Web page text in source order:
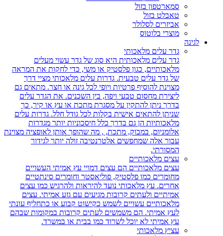
סמארטפון בזול
טאבלט בזול
אביזרים לסלולר
מוצרי בלוטוס
לגינה
גדר עלים מלאכותי
גדר עלים מלאכותית היא סוג של גדר עשוי מעלים
מלאכותיים, כגון פלסטיק או משי, כדי לחקות את המראה
של גדר עלים טבעית. גדרות עלים מלאכותי מציי דרך
מצוינת להוסיף פרטיות ויופי לכל גינה או חצר. מתאים גם
ליצירת מחסום טבעי ויפה, בין השכנים. את הגדר עלים
בדרך ניתן להתקין על מסגרת מתכת או עץ או קיר, כך
שניתן להתאים אישית בקלות לכל גודל חלל. גדרות עלים
מלאכותיות הן גם בדרך כלל חיסכוניות יותר מגדרות
אלומניום, במבוק, מתכת, , מה שהופך אותן לאופציה מצוינת
עבור אלה שמחפשים אלטרנטיבה זולה יותר לגידור
המסורתי.
עצים מלאכותיים
עצים מלאכותיים הם עצים דמויי עץ אמיתי העשויים
מחומרים כמו פלסטיק, פוליאסטר וחומרים סינתטיים
אחרים. עץ מלאכותי נועד להיראות ולהרגיש כמו עצים
אמיתיים ולעתים קרובות מגיעים עם גזע אמיתי. עצים
מלאכותיים עשויים לשמש כקישוט קבוע או כתחליף עונתי
לעץ אמיתי. הם משמשים לעתים קרובות במקומות שבהם
עץ אמיתי לא יוכל לשרוד כמו בבית או במשרד.
עציץ מלאכותי